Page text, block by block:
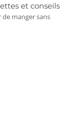
et conseils
de manger sans